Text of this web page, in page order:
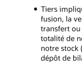
Tiers
fusion, la
transfert ou
totalité de
notre stock
dépôt de